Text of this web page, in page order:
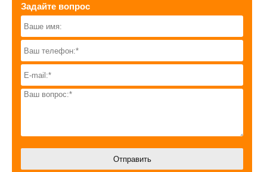
Задайте вопрос